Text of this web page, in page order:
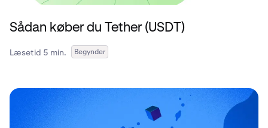
Sådan køber du Tether (USDT)
Læsetid 5 min. Begynder